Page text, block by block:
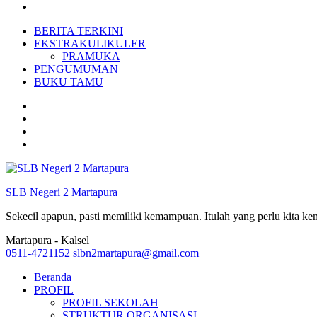
BERITA TERKINI
EKSTRAKULIKULER
PRAMUKA
PENGUMUMAN
BUKU TAMU
SLB Negeri 2 Martapura
Sekecil apapun, pasti memiliki kemampuan. Itulah yang perlu kita
Martapura - Kalsel
0511-4721152 slbn2martapura@gmail.com
Beranda
PROFIL
PROFIL SEKOLAH